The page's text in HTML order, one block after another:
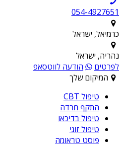
054-4927651
כרמיאל, ישראל
נהריה, ישראל
לפרטים
הודעה לווטסאפ
המיקום שלך
טיפול CBT
התקף חרדה
טיפול בדיכאו
טיפול זוגי
פוסט טראומה